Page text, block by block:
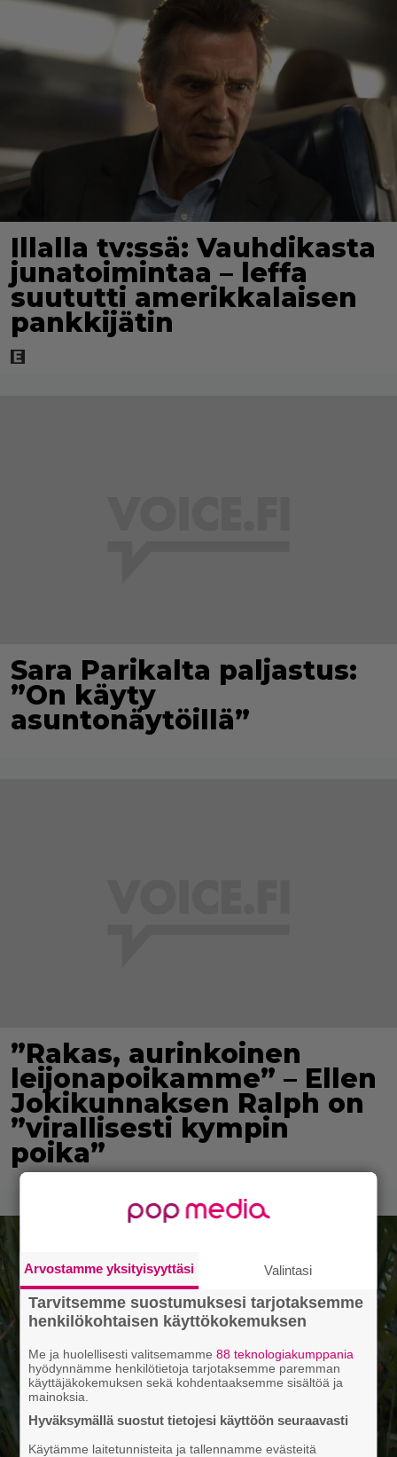
Illalla tv:ssä: Vauhdikasta
junatoimintaa – leffa
suututti amerikkalaisen
pankkijätin
Sara Parikalta paljastus:
”On käyty
asuntonäytöillä”
”Rakas, aurinkoinen
leijonapoikamme” – Ellen
Jokikunnaksen Ralph on
”virallisesti kympin
poika”
Arvostamme yksityisyyttäsi Valintasi
Tarvitsemme suostumuksesi tarjotaksemme
henkilökohtaisen käyttökokemuksen
Me ja huolellisesti valitsemamme88 teknologiakumppania
hyödynnämme henkilötietoja tarjotaksemme paremman
käyttäjäkokemuksen sekä kohdentaaksemme sisältöä ja
mainoksia.
Hyväksymällä suostut tietojesi käyttöön seuraavasti
Käytämme laitetunnisteita ja tallennamme evästeitä